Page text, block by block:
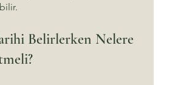
Belirlerken Nelere